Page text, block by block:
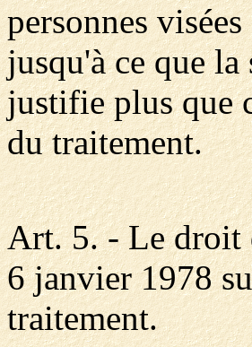
personnes
jusqu'à ce que
justifie plus que
du traitement.
Art. 5. - Le droit
6 janvier 1978
traitement.